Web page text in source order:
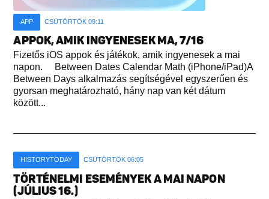
APP CSÜTÖRTÖK 09:11
APPOK, AMIK INGYENESEK MA, 7/16
Fizetős iOS appok és játékok, amik ingyenesek a mai
napon. Between Dates Calendar Math (iPhone/iPad)A
Between Days alkalmazás segítségével egyszerűen és
gyorsan meghatározható, hány nap van két dátum
között...
HISTORYTODAY CSÜTÖRTÖK 06:05
TÖRTÉNELMI ESEMÉNYEK A MAI NAPON
(JÚLIUS 16.)